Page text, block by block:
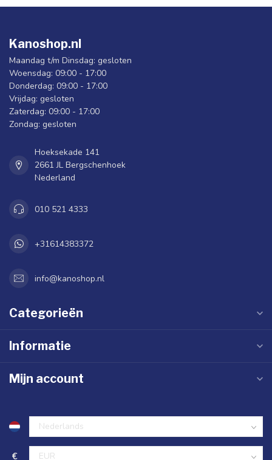
Kanoshop.nl
Maandag t/m Dinsdag: gesloten
Woensdag: 09:00 - 17:00
Donderdag: 09:00 - 17:00
Vrijdag: gesloten
Zaterdag: 09:00 - 17:00
Zondag: gesloten
Hoeksekade 141
2661 JL Bergschenhoek
Nederland
010 521 4333
+31614383372
info@kanoshop.nl
Categorieën
Informatie
Mijn account
€